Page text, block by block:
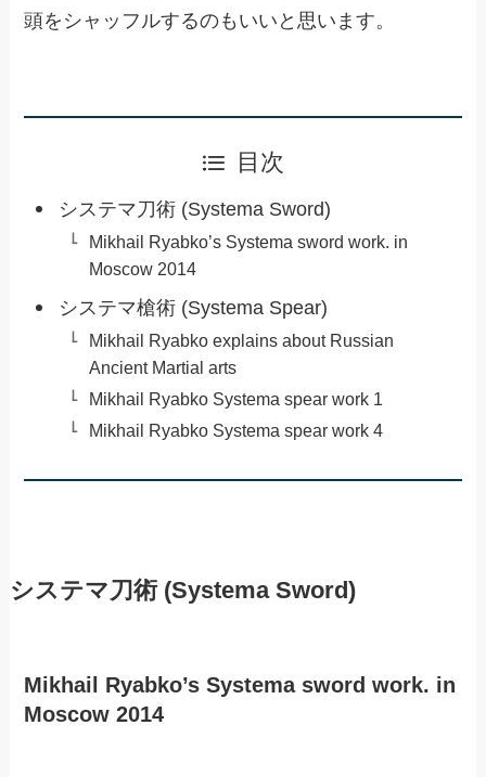
頭をシャッフルするのもいいと思います。
目次
システマ刀術 (Systema Sword)
Mikhail Ryabko’s Systema sword work. in
Moscow 2014
システマ槍術 (Systema Spear)
Mikhail Ryabko explains about Russian
Ancient Martial arts
Mikhail Ryabko Systema spear work 1
Mikhail Ryabko Systema spear work 4
システマ刀術 (Systema Sword)
Mikhail Ryabko’s Systema sword work. in
Moscow 2014